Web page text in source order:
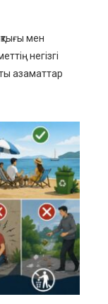
мен
негізгі
азаматтар